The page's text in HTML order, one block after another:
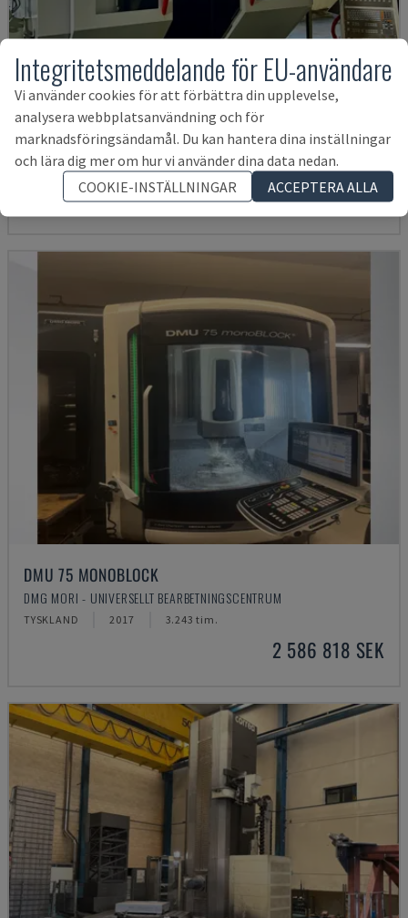
H800U
POSMILL - UNIVERSELLT BEARBETNINGSCENTRUM
TYSKLAND 2021 11.514 tim.
1 940 114 SEK
DMU 75 MONOBLOCK
DMG MORI - UNIVERSELLT BEARBETNINGSCENTRUM
TYSKLAND 2017 3.243 tim.
2 586 818 SEK
Integritetsmeddelande för EU-användare
Vi använder cookies för att förbättra din upplevelse,
analysera webbplatsanvändning och för
marknadsföringsändamål. Du kan hantera dina inställningar
och lära dig mer om hur vi använder dina data nedan.
COOKIE-INSTÄLLNINGAR
ACCEPTERA ALLA